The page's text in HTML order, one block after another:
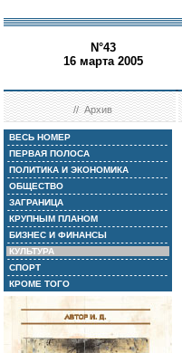
N°43
16 марта 2005
//Архив
ВЕСЬ НОМЕР
ПЕРВАЯ ПОЛОСА
ПОЛИТИКА И ЭКОНОМИКА
ОБЩЕСТВО
ЗАГРАНИЦА
КРУПНЫМ ПЛАНОМ
БИЗНЕС И ФИНАНСЫ
КУЛЬТУРА
СПОРТ
КРОМЕ ТОГО